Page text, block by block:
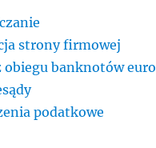
strony firmowej
obiegu banknotów euro
podatkowe